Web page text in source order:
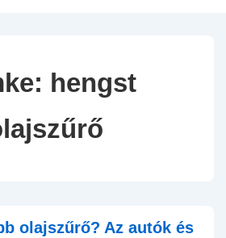
hengst
olajszűrő? Az autók és